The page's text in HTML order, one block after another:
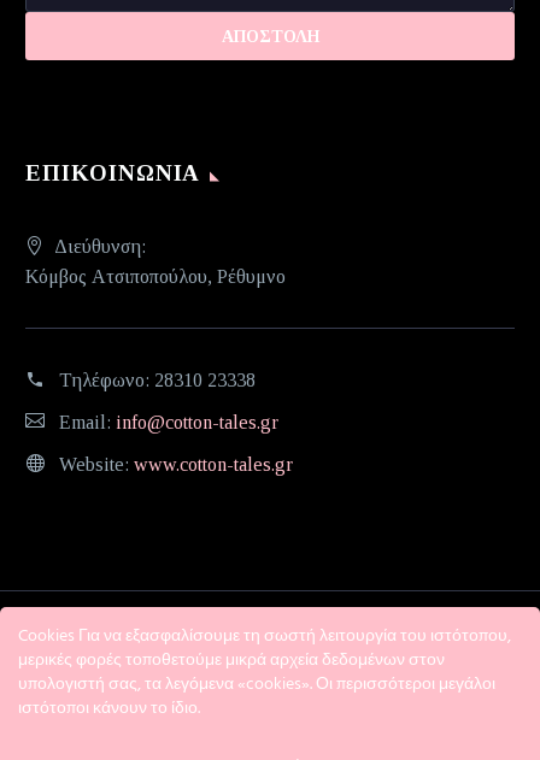
ΕΠΙΚΟΙΝΩΝΊΑ
Διεύθυνση:
Κόμβος Ατσιποπούλου, Ρέθυμνο
Τηλέφωνο: 28310 23338
Email: info@cotton-tales.gr
Website: www.cotton-tales.gr
Cookies Για να εξασφαλίσουμε τη σωστή λειτουργία του ιστότοπου,
μερικές φορές τοποθετούμε μικρά αρχεία δεδομένων στον
υπολογιστή σας, τα λεγόμενα «cookies». Οι περισσότεροι μεγάλοι
ιστότοποι κάνουν το ίδιο.